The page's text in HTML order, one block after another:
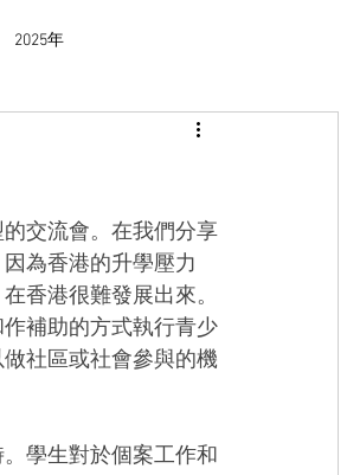
2025年
交流會。在我們分享
為香港的升學壓力
香港很難發展出來。
補助的方式執行青少
社區或社會參與的機
學生對於個案工作和